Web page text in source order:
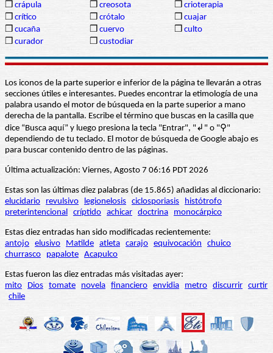
❒ crápula ❒ creosota ❒ crioterapia
❒ crítico ❒ crótalo ❒ cuajar
❒ cucaña ❒ cuervo ❒ culto
❒ curador ❒ custodiar
Los iconos de la parte superior e inferior de la página te llevarán a otras
secciones útiles e interesantes. Puedes encontrar la etimología de una
palabra usando el motor de búsqueda en la parte superior a mano
derecha de la pantalla. Escribe el término que buscas en la casilla que
dice “Busca aquí” y luego presiona la tecla "Entrar", "↲" o "⚲"
dependiendo de tu teclado. El motor de búsqueda de Google abajo es
para buscar contenido dentro de las páginas.
Última actualización: Viernes, Agosto 7 06:16 PDT 2026
Estas son las últimas diez palabras (de 15.865) añadidas al diccionario:
elucidario
revulsivo legionelosis ciclosporiasis
histótrofo
preterintencional críptido achicar doctrina monocárpico
Estas diez entradas han sido modificadas recientemente:
antojo elusivo Matilde atleta carajo equivocación
chuico
churrasco
papalote Acapulco
Estas fueron las diez entradas más visitadas ayer:
mito
Dios tomate novela financiero envidia metro discurrir curtir
chile